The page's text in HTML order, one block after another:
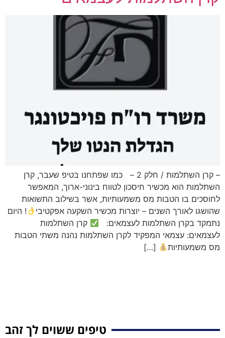
– קרן השתלמות / חלק 2 – כמו שפתחנו בטיפ שעבר, קרן
השתלמות הוא מכשיר חיסכון לטווח בינוני-ארוך, המאפשר
לחוסכים בו הטבות מס משמעותיות, אשר בשילוב התשואות
שהושגו לאורך השנים – יוצרות מכשיר השקעה אפקטיבי
! היום
נתמקד בקרן השתלמות לעצמאים:
קרן השתלמות
לעצמאים: עצמאי המפקיד לקרן השתלמות נהנה משתי הטבות
מס משמעותיות
[…]
טיפים ששוים לך זהב